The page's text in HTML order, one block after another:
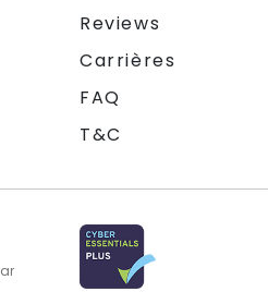
Reviews
Carrières
FAQ
T&C